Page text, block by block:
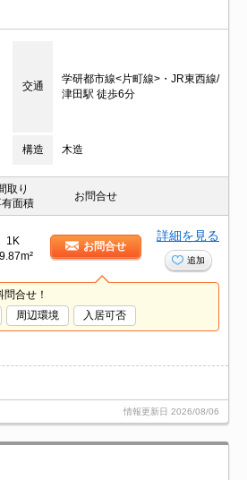
交通
学研都市線<片町線>・JR東西線/
津田駅 徒歩6分
構造 木造
取り
有面積
お問合せ
1K
お問合せ
詳細を見る
追加
合せ！
周辺環境
入居可否
情報更新日 2026/08/06